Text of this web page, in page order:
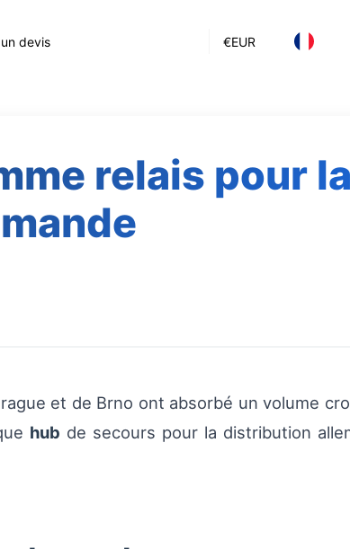
€EUR
devis
relais pour la
et de Brno ont absorbé un volume
hub de secours pour la distribution